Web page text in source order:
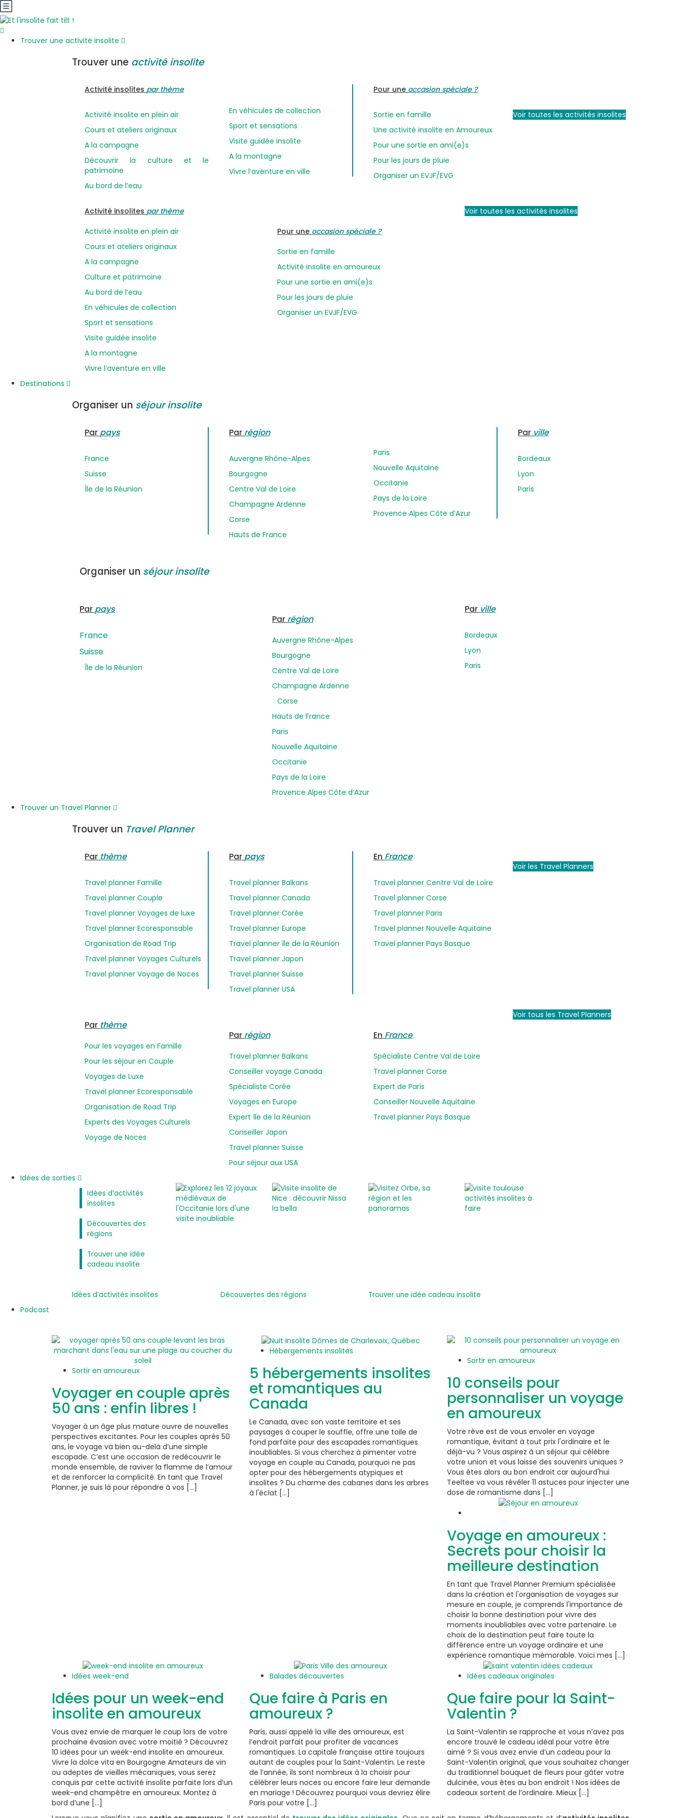
Trouver une activité insolite
Trouver une activité insolite
Activité insolites par thème
Activité insolite en plein air
Cours et ateliers originaux
A la campagne
Découvrir la culture et le
patrimoine
Au bord de l’eau
En véhicules de collection
Sport et sensations
Visite guidée insolite
A la montagne
Vivre l’aventure en ville
Pour une occasion spéciale ?
Sortie en famille
Une activité insolite en Amoureux
Pour une sortie en ami(e)s
Pour les jours de pluie
Organiser un EVJF/EVG
Voir toutes les activités insolites
Activité insolites par thème
Activité insolite en plein air
Cours et ateliers originaux
A la campagne
Culture et patrimoine
Au bord de l’eau
En véhicules de collection
Sport et sensations
Visite guidée insolite
A la montagne
Vivre l’aventure en ville
Pour une occasion spéciale ?
Sortie en famille
Activité insolite en amoureux
Pour une sortie en ami(e)s
Pour les jours de pluie
Organiser un EVJF/EVG
Voir toutes les activités insolites
Destinations
Organiser un séjour insolite
Par pays
France
Suisse
Île de la Réunion
Par région
Auvergne Rhône-Alpes
Bourgogne
Centre Val de Loire
Champagne Ardenne
Corse
Hauts de France
Paris
Nouvelle Aquitaine
Occitanie
Pays de la Loire
Provence Alpes Côte d’Azur
Par ville
Bordeaux
Lyon
Paris
Organiser un séjour insolite
Par pays
France
Suisse
Île de la Réunion
Par région
Auvergne Rhône-Alpes
Bourgogne
Centre Val de Loire
Champagne Ardenne
Corse
Hauts de France
Paris
Nouvelle Aquitaine
Occitanie
Pays de la Loire
Provence Alpes Côte d’Azur
Par ville
Bordeaux
Lyon
Paris
Trouver un Travel Planner
Trouver un Travel Planner
Par thème
Travel planner Famille
Travel planner Couple
Travel planner Voyages de luxe
Travel planner Ecoresponsable
Organisation de Road Trip
Travel planner Voyages Culturels
Travel planner Voyage de Noces
Par pays
Travel planner Balkans
Travel planner Canada
Travel planner Corée
Travel planner Europe
Travel planner île de la Réunion
Travel planner Japon
Travel planner Suisse
Travel planner USA
En France
Travel planner Centre Val de Loire
Travel planner Corse
Travel planner Paris
Travel planner Nouvelle Aquitaine
Travel planner Pays Basque
Voir les Travel Planners
Par thème
Pour les voyages en Famille
Pour les séjour en Couple
Voyages de Luxe
Travel planner Ecoresponsable
Organisation de Road Trip
Experts des Voyages Culturels
Voyage de Noces
Par région
Travel planner Balkans
Conseiller voyage Canada
Spécialiste Corée
Voyages en Europe
Expert île de la Réunion
Conseiller Japon
Travel planner Suisse
Pour séjour aux USA
En France
Spécialiste Centre Val de Loire
Travel planner Corse
Expert de Paris
Conseiller Nouvelle Aquitaine
Travel planner Pays Basque
Voir tous les Travel Planners
Idées de sorties
Idées d’activités
insolites
Découvertes des
régions
Trouver une idée
cadeau insolite
Idées d’activités insolites Découvertes des régions Trouver une idée cadeau insolite
Podcast
Sortir en amoureux
Voyager en couple après
50 ans : enfin libres !
Voyager à un âge plus mature ouvre de nouvelles
perspectives excitantes. Pour les couples après 50
ans, le voyage va bien au-delà d’une simple
escapade. C’est une occasion de redécouvrir le
monde ensemble, de raviver la flamme de l’amour
et de renforcer la complicité. En tant que Travel
Planner, je suis là pour répondre à vos [...]
Hébergements insolites
5 hébergements insolites
et romantiques au
Canada
Le Canada, avec son vaste territoire et ses
paysages à couper le souffle, offre une toile de
fond parfaite pour des escapades romantiques
inoubliables. Si vous cherchez à pimenter votre
voyage en couple au Canada, pourquoi ne pas
opter pour des hébergements atypiques et
insolites ? Du charme des cabanes dans les arbres
à l'éclat [...]
Sortir en amoureux
10 conseils pour
personnaliser un voyage
en amoureux
Votre rêve est de vous envoler en voyage
romantique, évitant à tout prix l'ordinaire et le
déjà-vu ? Vous aspirez à un séjour qui célèbre
votre union et vous laisse des souvenirs uniques ?
Vous êtes alors au bon endroit car aujourd'hui
Teeltee va vous révéler 11 astuces pour injecter une
dose de romantisme dans [...]
Voyage en amoureux :
Secrets pour choisir la
meilleure destination
En tant que Travel Planner Premium spécialisée
dans la création et l'organisation de voyages sur
mesure en couple, je comprends l'importance de
choisir la bonne destination pour vivre des
moments inoubliables avec votre partenaire. Le
choix de la destination peut faire toute la
différence entre un voyage ordinaire et une
expérience romantique mémorable. Voici mes [...]
Idées week-end
Idées pour un week-end
insolite en amoureux
Vous avez envie de marquer le coup lors de votre
prochaine évasion avec votre moitié ? Découvrez
10 idées pour un week-end insolite en amoureux.
Vivre la dolce vita en Bourgogne Amateurs de vin
ou adeptes de vieilles mécaniques, vous serez
conquis par cette activité insolite parfaite lors d’un
week-end champêtre en amoureux. Montez à
bord d’une [...]
Balades découvertes
Que faire à Paris en
amoureux ?
Paris, aussi appelé la ville des amoureux, est
l’endroit parfait pour profiter de vacances
romantiques. La capitale française attire toujours
autant de couples pour la Saint-Valentin. Le reste
de l’année, ils sont nombreux à la choisir pour
célébrer leurs noces ou encore faire leur demande
en mariage ! Découvrez pourquoi vous devriez élire
Paris pour votre [...]
Idées cadeaux originales
Que faire pour la Saint-
Valentin ?
La Saint-Valentin se rapproche et vous n’avez pas
encore trouvé le cadeau idéal pour votre être
aimé ? Si vous avez envie d’un cadeau pour la
Saint-Valentin original, que vous souhaitez changer
du traditionnel bouquet de fleurs pour gâter votre
dulcinée, vous êtes au bon endroit ! Nos idées de
cadeaux sortent de l’ordinaire. Mieux [...]